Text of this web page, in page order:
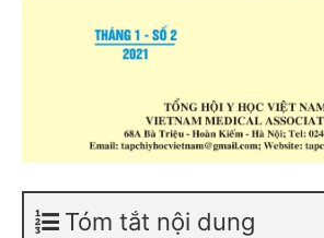
Tóm tắt nội dung